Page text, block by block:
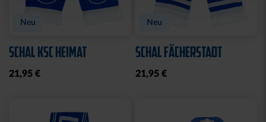
Neu
SCHAL KSC HEIMAT
21,95 €
Neu
SCHAL FÄCHERSTADT
21,95 €